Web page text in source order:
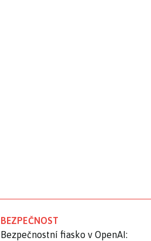
BEZPEČNOST
Bezpečnostní fiasko v OpenAI: